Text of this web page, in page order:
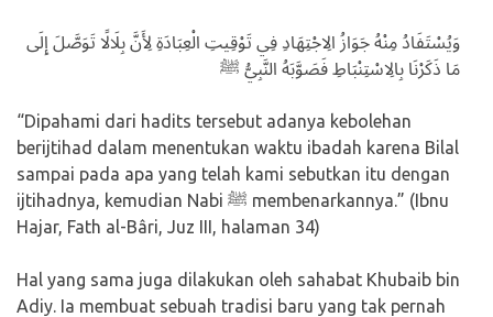
وَيُسْتَفَادُ مِنْهُ جَوَازُ الِاجْتِهَادِ فِي تَوْقِيتِ الْعِبَادَةِ لِأَنَّ بِلَالًا تَوَصَّلَ إِلَى
مَا ذَكَرْنَا بِالِاسْتِنْبَاطِ فَصَوَّبَهُ النَّبِيُّ ﷺ
“Dipahami dari hadits tersebut adanya kebolehan
berijtihad dalam menentukan waktu ibadah karena Bilal
sampai pada apa yang telah kami sebutkan itu dengan
ijtihadnya, kemudian Nabi ﷺ membenarkannya.” (Ibnu
Hajar, Fath al-Bâri, Juz III, halaman 34)
Hal yang sama juga dilakukan oleh sahabat Khubaib bin
Adiy. Ia membuat sebuah tradisi baru yang tak pernah